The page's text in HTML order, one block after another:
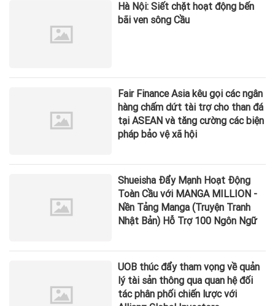
Hà Nội: Siết chặt hoạt động bến
bãi ven sông Cầu
Fair Finance Asia kêu gọi các ngân
hàng chấm dứt tài trợ cho than đá
tại ASEAN và tăng cường các biện
pháp bảo vệ xã hội
Shueisha Đẩy Mạnh Hoạt Động
Toàn Cầu với MANGA MILLION -
Nền Tảng Manga (Truyện Tranh
Nhật Bản) Hỗ Trợ 100 Ngôn Ngữ
UOB thúc đẩy tham vọng về quản
lý tài sản thông qua quan hệ đối
tác phân phối chiến lược với